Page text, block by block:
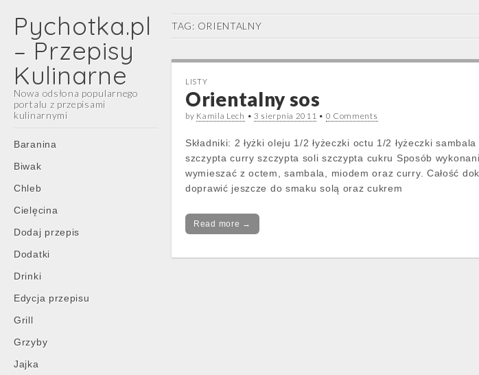
Pychotka.pl
– Przepisy
Kulinarne
Nowa odsłona popularnego
portalu z przepisami
kulinarnymi
Main
menu
Skip
content
Baranina
Biwak
Chleb
Cielęcina
Dodaj przepis
Dodatki
Drinki
Edycja przepisu
Grill
Grzyby
Jajka
TAG: ORIENTALNY
LISTY
Orientalny sos
by Kamila Lech • 3 sierpnia 2011 • 0 Comments
Składniki: 2 łyżki oleju 1/2 łyżeczki octu 1/2 łyżeczki
szczypta curry szczypta soli szczypta cukru Sposób
wymieszać z octem, sambala, miodem oraz curry. Całość
doprawić jeszcze do smaku solą oraz cukrem
Read more →